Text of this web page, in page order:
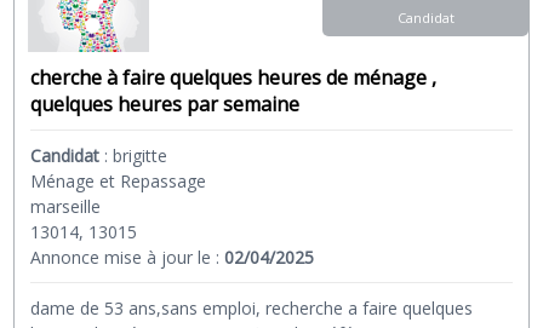
cherche à faire quelques heures de ménage ,
quelques heures par semaine
Candidat :brigitte
Ménage et Repassage
marseille
13014, 13015
Annonce mise à jour le :02/04/2025
dame de 53 ans,sans emploi, recherche a faire quelques
Candidat